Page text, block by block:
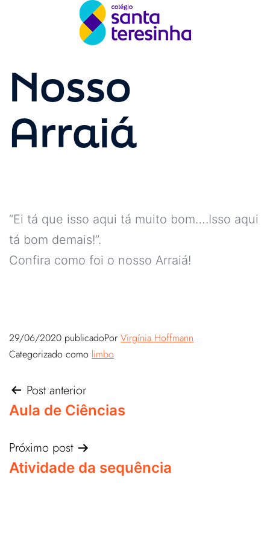
Nosso
Arraiá
“Ei tá que isso aqui tá muito bom….Isso aqui
tá bom demais!”.
Confira como foi o nosso Arraiá!
29/06/2020 publicadoPor Virgínia Hoffmann
Categorizado como limbo
Post anterior
Aula de Ciências
Próximo post
Atividade da sequência